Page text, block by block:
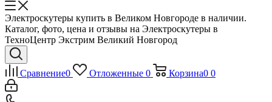
Электроскутеры купить в Великом Новгороде в наличии.
Каталог, фото, цена и отзывы на Электроскутеры в
ТехноЦентр Экстрим Великий Новгород
Сравнение0 Отложенные 0 Корзина0 0